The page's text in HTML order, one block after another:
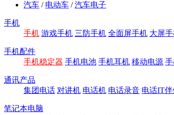
汽车 / 电动车 /汽车电子
手机
手机 游戏手机 三防手机 全面屏手机 大屏
手机配件
手机稳定器 手机电池 手机耳机 移动电源
通讯产品
集团电话 对讲机 电话机 电话录音 电话IT伴
笔记本电脑